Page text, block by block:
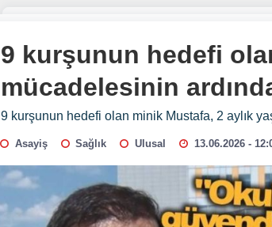
9 kurşunun hedefi
mücadelesinin
9 kurşunun hedefi olan minik Mustafa, 2 aylık
Asayiş Sağlık Ulusal 13.06.2026 -